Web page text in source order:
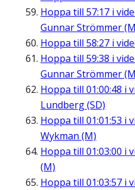
Hoppa till 57:17 i
Gunnar Strömmer
Hoppa till 58:27 i
Hoppa till 59:38 i
Gunnar Strömmer
Hoppa till 01:00:48 i
Lundberg (SD)
Hoppa till 01:01:53 i
Wykman (M)
Hoppa till 01:03:00 i
(M)
Hoppa till 01:03:57 i